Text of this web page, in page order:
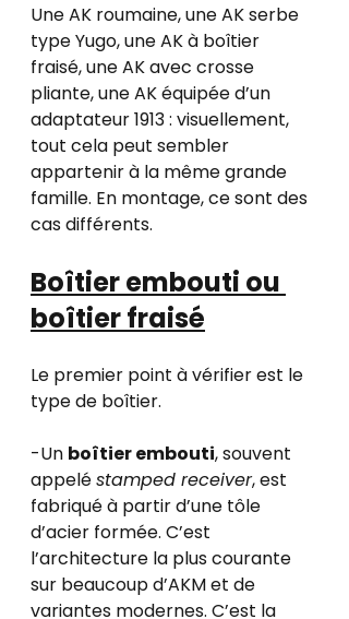
Une AK roumaine, une AK serbe
type Yugo, une AK à boîtier
fraisé, une AK avec crosse
pliante, une AK équipée d’un
adaptateur 1913 : visuellement,
tout cela peut sembler
appartenir à la même grande
famille. En montage, ce sont des
cas différents.
Boîtier embouti ou
boîtier fraisé
Le premier point à vérifier est le
type de boîtier.
-Un boîtier embouti, souvent
appelé stamped receiver, est
fabriqué à partir d’une tôle
d’acier formée. C’est
l’architecture la plus courante
sur beaucoup d’AKM et de
variantes modernes. C’est la